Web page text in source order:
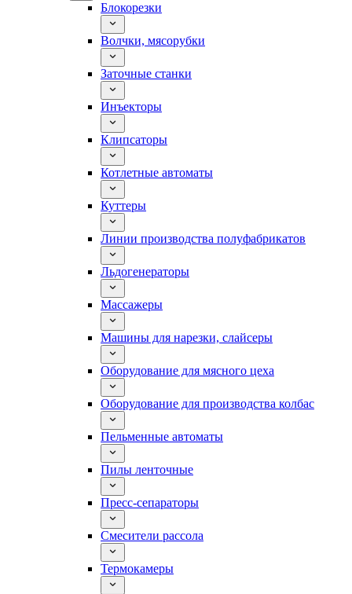
Блокорезки
Волчки, мясорубки
Заточные станки
Инъекторы
Клипсаторы
Котлетные автоматы
Куттеры
Линии производства полуфабрикатов
Льдогенераторы
Массажеры
Машины для нарезки, слайсеры
Оборудование для мясного цеха
Оборудование для производства колбас
Пельменные автоматы
Пилы ленточные
Пресс-сепараторы
Смесители рассола
Термокамеры